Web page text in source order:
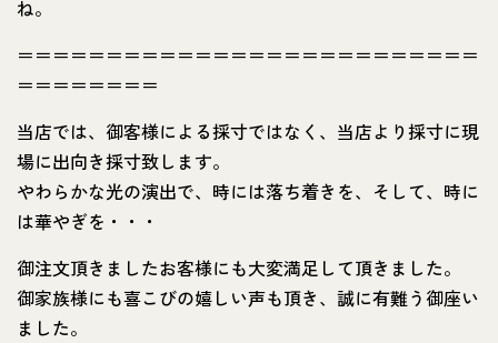
ね。
＝＝＝＝＝＝＝＝＝＝＝＝＝＝＝＝＝＝＝＝＝＝＝＝＝＝
＝＝＝＝＝＝＝＝
当店では、御客様による採寸ではなく、当店より採寸に現
場に出向き採寸致します。
やわらかな光の演出で、時には落ち着きを、そして、時に
は華やぎを・・・
御注文頂きましたお客様にも大変満足して頂きました。
御家族様にも喜こびの嬉しい声も頂き、誠に有難う御座い
ました。